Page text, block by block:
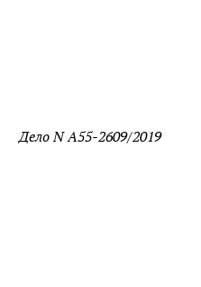
Дело N А55-2609/2019